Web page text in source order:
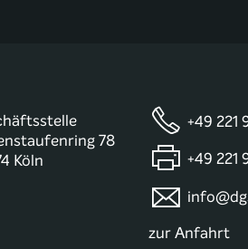
78
Köln
+49
+49 221
zur Anfahrt